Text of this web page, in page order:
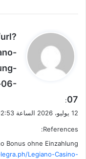
ي
ل
06-
07
:
12 يوليو، 2026 الساعة 12:53 ص
References:
Bonus ohne Einzahlung
Legiano-Casino-